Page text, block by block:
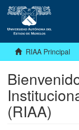
RIAA Principal
(RIAA)